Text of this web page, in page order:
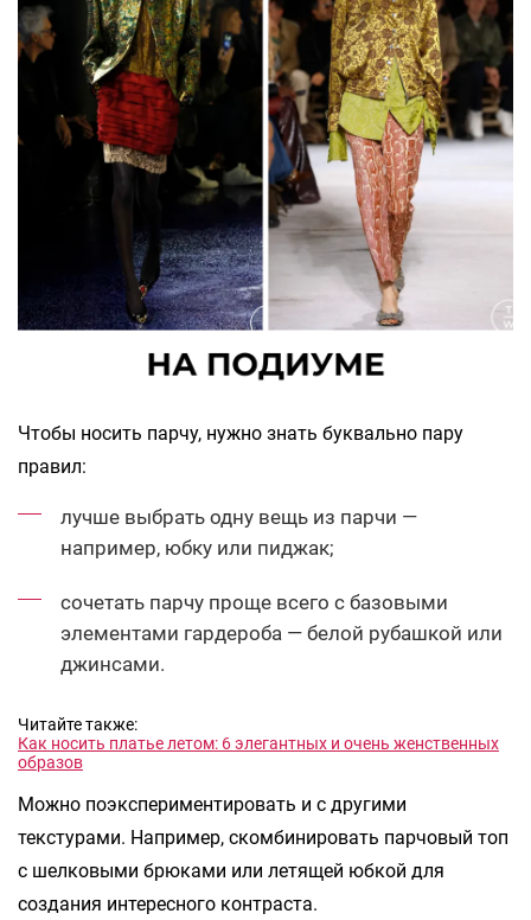
Чтобы носить парчу, нужно знать буквально пару
правил:
лучше выбрать одну вещь из парчи —
например, юбку или пиджак;
сочетать парчу проще всего с базовыми
элементами гардероба — белой рубашкой или
джинсами.
Читайте также:
Как носить платье летом: 6 элегантных и очень женственных
образов
Можно поэкспериментировать и с другими
текстурами. Например, скомбинировать парчовый топ
с шелковыми брюками или летящей юбкой для
создания интересного контраста.